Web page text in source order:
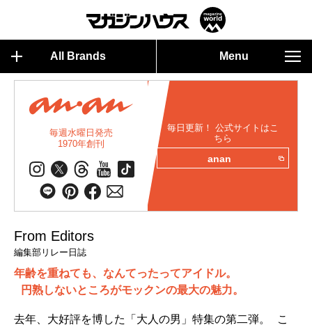
All Brands Menu
毎週水曜日発売
1970年創刊
毎日更新！ 公式サイトはこ
ちら
anan
From Editors
編集部リレー日誌
年齢を重ねても、なんてったってアイドル。
円熟しないところがモックンの最大の魅力。
去年、大好評を博した「大人の男」特集の第二弾。 こ